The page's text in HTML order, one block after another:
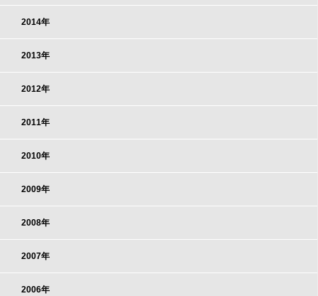
2014年
2013年
2012年
2011年
2010年
2009年
2008年
2007年
2006年